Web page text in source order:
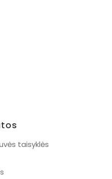
taisyklės